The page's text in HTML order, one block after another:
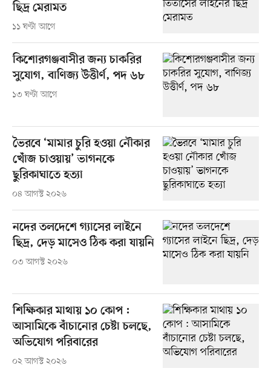
ছিদ্র মেরামত
১১ ঘণ্টা আগে
কিশোরগঞ্জবাসীর জন্য চাকরির
সুযোগ, বাণিজ্য উত্তীর্ণ, পদ ৬৮
১৩ ঘণ্টা আগে
ভৈরবে ‘মামার চুরি হওয়া নৌকার
খোঁজ চাওয়ায়’ ভাগনকে
ছুরিকাঘাতে হত্যা
০৪ আগস্ট ২০২৬
নদের তলদেশে গ্যাসের লাইনে
ছিদ্র, দেড় মাসেও ঠিক করা যায়নি
০৩ আগস্ট ২০২৬
শিক্ষিকার মাথায় ১০ কোপ :
আসামিকে বাঁচানোর চেষ্টা চলছে,
অভিযোগ পরিবারের
০২ আগস্ট ২০২৬